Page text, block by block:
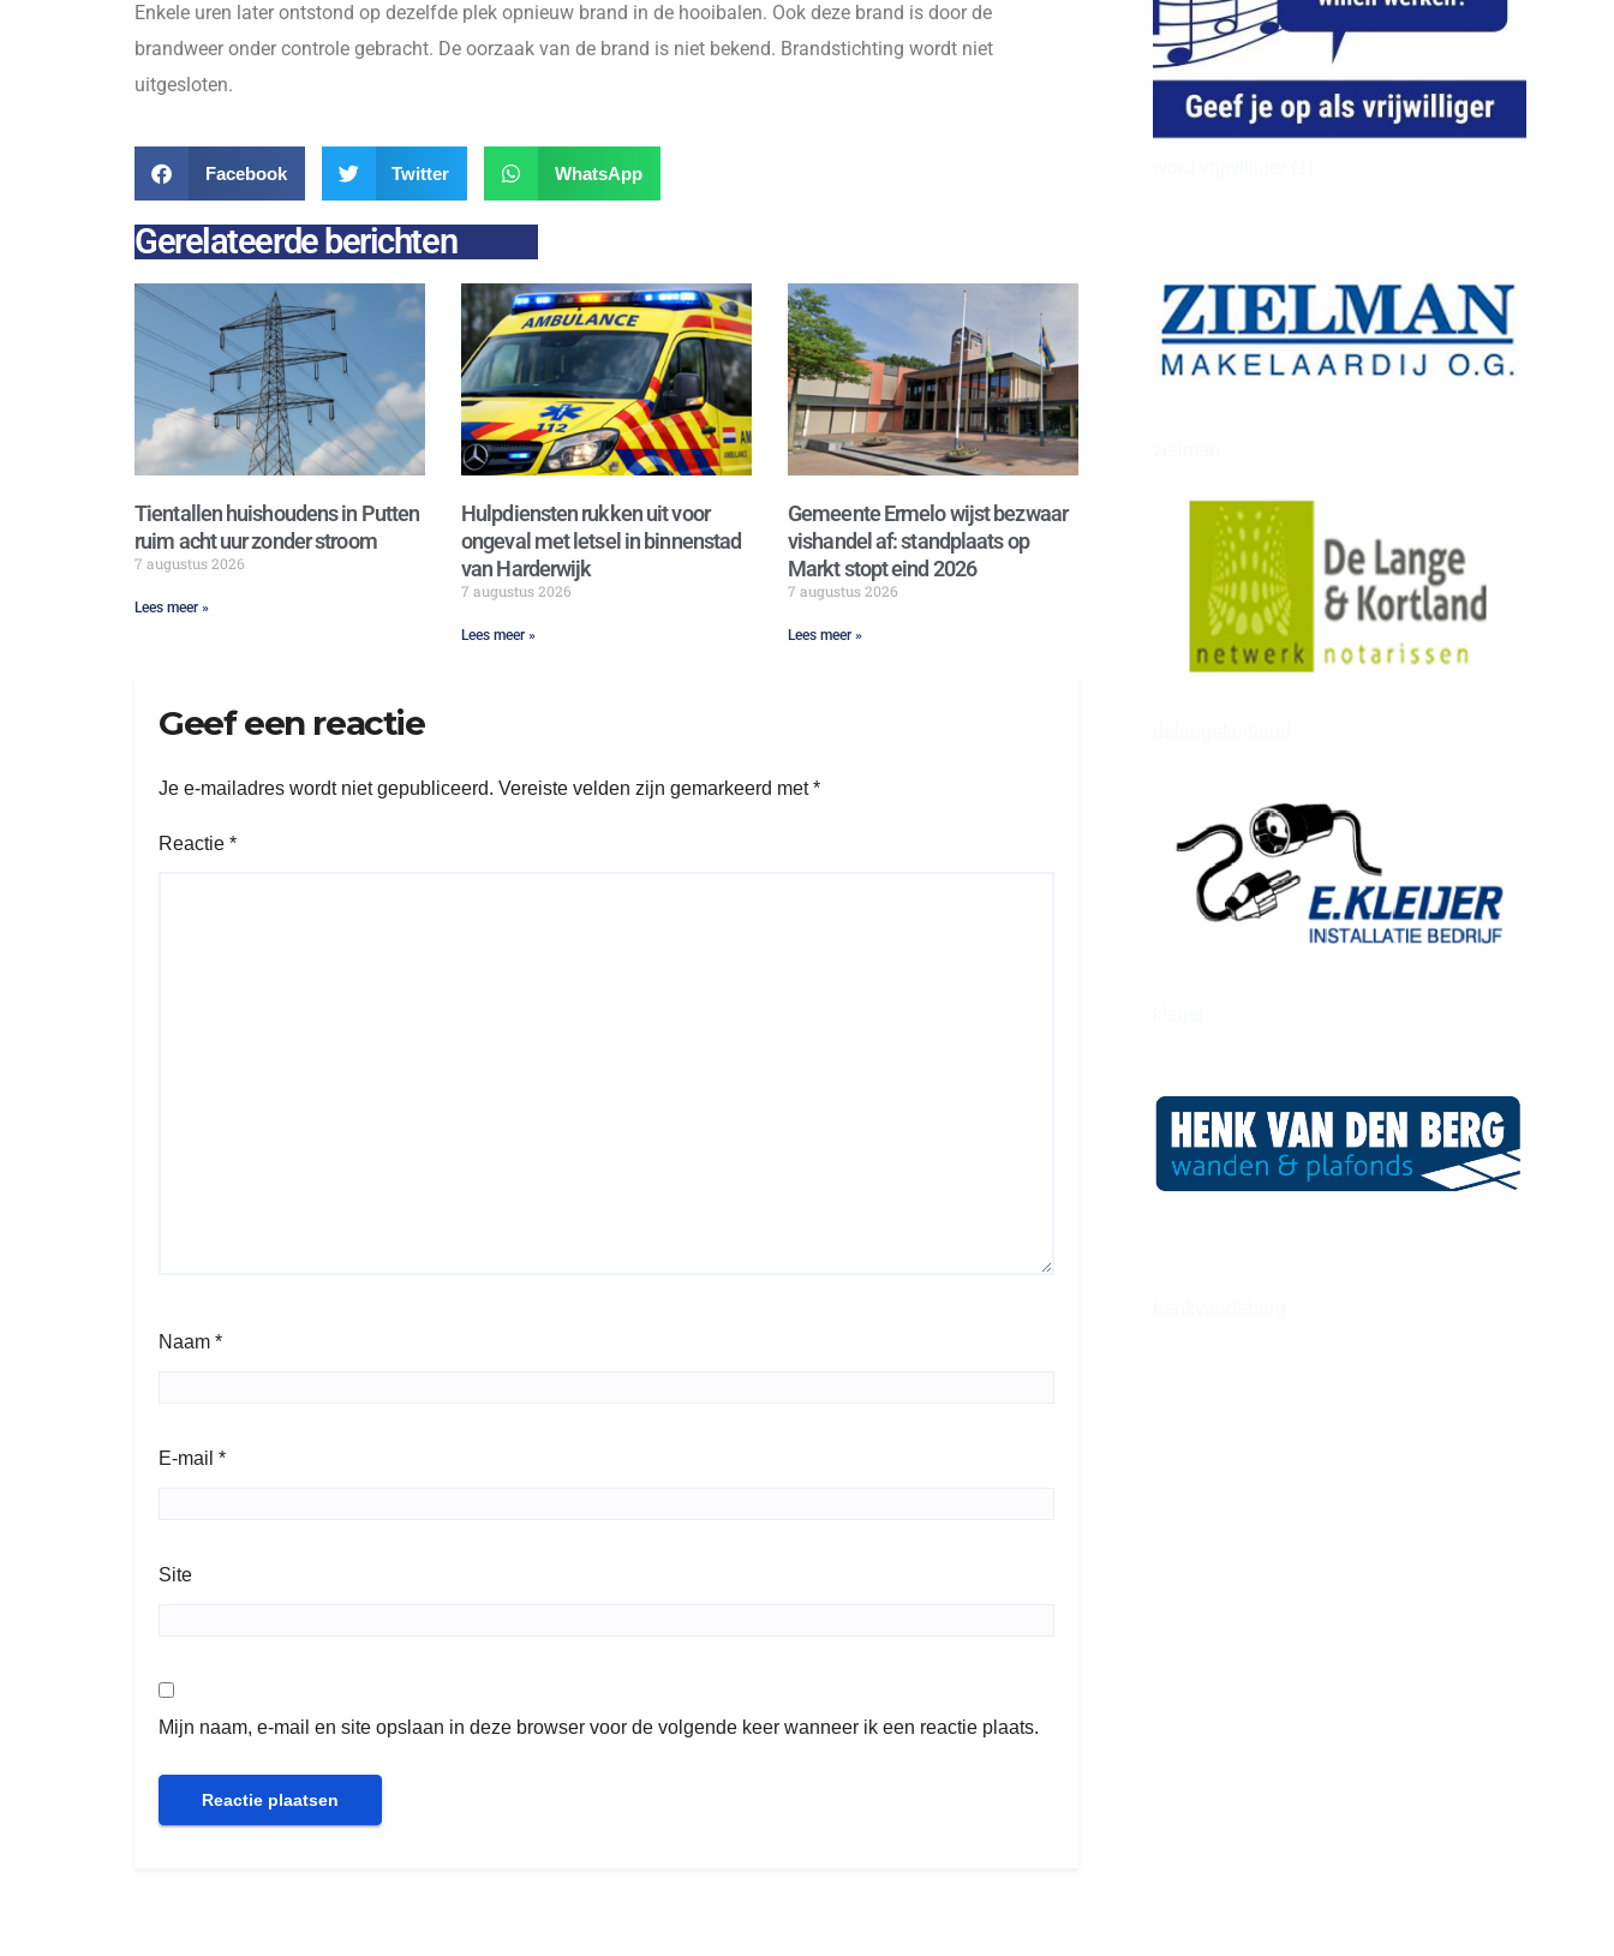
Enkele uren later ontstond op dezelfde plek opnieuw brand in de hooibalen. Ook deze brand is door de
brandweer onder controle gebracht. De oorzaak van de brand is niet bekend. Brandstichting wordt niet
uitgesloten.
Facebook Twitter WhatsApp
Gerelateerde berichten
Tientallen huishoudens in Putten
ruim acht uur zonder stroom
7 augustus 2026
Lees meer »
Hulpdiensten rukken uit voor
ongeval met letsel in binnenstad
van Harderwijk
7 augustus 2026
Lees meer »
Gemeente Ermelo wijst bezwaar
vishandel af: standplaats op
Markt stopt eind 2026
7 augustus 2026
Lees meer »
Geef een reactie
Je e-mailadres wordt niet gepubliceerd. Vereiste velden zijn gemarkeerd met*
Reactie *
Naam *
E-mail *
Site
Mijn naam, e-mail en site opslaan in deze browser voor de volgende keer wanneer ik een reactie plaats.